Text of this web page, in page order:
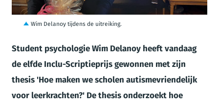
JPG
Wim Delanoy tijdens de uitreiking.
Student psychologie Wim Delanoy heeft vandaag
de elfde Inclu-Scriptieprijs gewonnen met zijn
thesis 'Hoe maken we scholen autismevriendelijk
voor leerkrachten?' De thesis onderzoekt hoe